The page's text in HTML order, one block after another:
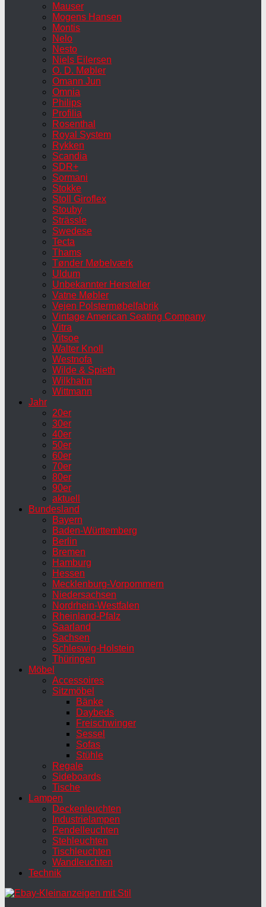
Mauser
Mogens Hansen
Montis
Nelo
Nesto
Niels Eilersen
O. D. Møbler
Omann Jun
Omnia
Philips
Profilia
Rosenthal
Royal System
Rykken
Scandia
SDR+
Sormani
Stokke
Stoll Giroflex
Stouby
Strässle
Swedese
Tecta
Thams
Tønder Møbelværk
Uldum
Unbekannter Hersteller
Vatne Møbler
Vejen Polstermøbelfabrik
Vintage American Seating Company
Vitra
Vitsoe
Walter Knoll
Westnofa
Wilde & Spieth
Wilkhahn
Wittmann
Jahr
20er
30er
40er
50er
60er
70er
80er
90er
aktuell
Bundesland
Bayern
Baden-Württemberg
Berlin
Bremen
Hamburg
Hessen
Mecklenburg-Vorpommern
Niedersachsen
Nordrhein-Westfalen
Rheinland-Pfalz
Saarland
Sachsen
Schleswig-Holstein
Thüringen
Möbel
Accessoires
Sitzmöbel
Bänke
Daybeds
Freischwinger
Sessel
Sofas
Stühle
Regale
Sideboards
Tische
Lampen
Deckenleuchten
Industrielampen
Pendelleuchten
Stehleuchten
Tischleuchten
Wandleuchten
Technik